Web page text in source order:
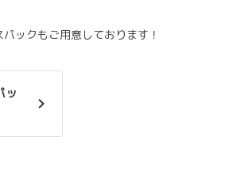
ックもご用意しております！
ッ